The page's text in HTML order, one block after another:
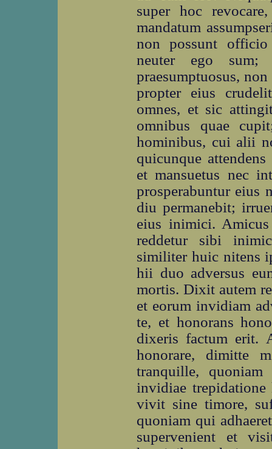
super hoc
mandatum
non possunt
neuter ego
praesumptuosus,
propter eius
omnes, et sic
omnibus quae
hominibus, cui alii
quicunque
et mansuetus nec
prosperabuntur eius
diu permanebit;
eius inimici.
reddetur sibi
similiter huic nitens
hii duo adversus
mortis. Dixit autem
et eorum invidiam
te, et honorans
dixeris factum erit.
honorare, dimitte
tranquille,
invidiae
vivit sine timore,
quoniam qui
supervenient et